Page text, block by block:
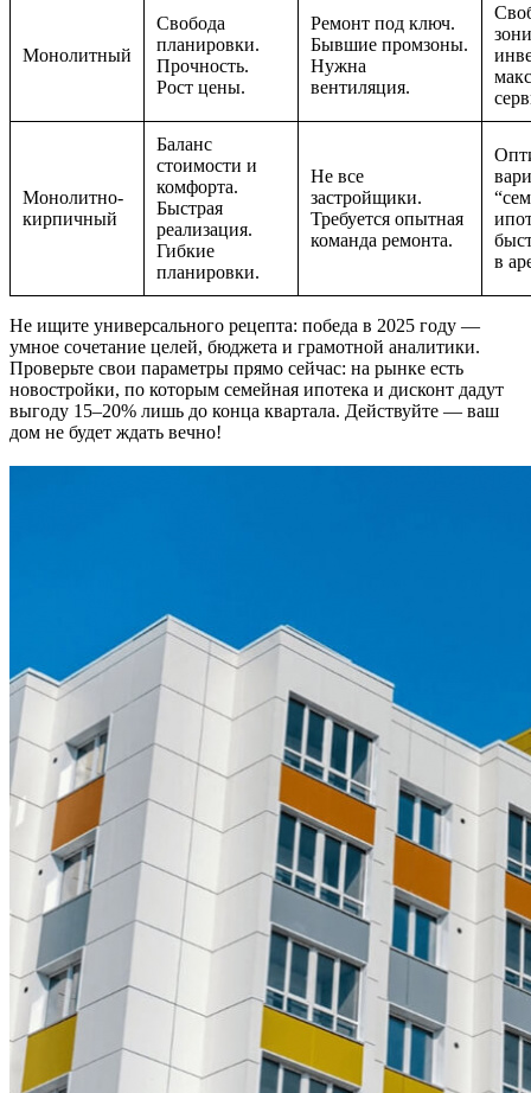
Монолитный
Свобода
планировки.
Прочность.
Рост цены.
Ремонт под ключ.
Бывшие промзоны.
Нужна
вентиляция.
Монолитно-
кирпичный
Баланс
стоимости и
комфорта.
Быстрая
реализация.
Гибкие
планировки.
Не все
застройщики.
Требуется опытная
команда ремонта.
в
Не ищите универсального рецепта: победа в 2025 году —
умное сочетание целей, бюджета и грамотной аналитики.
Проверьте свои параметры прямо сейчас: на рынке есть
новостройки, по которым семейная ипотека и дисконт дадут
выгоду 15–20% лишь до конца квартала. Действуйте — ваш
дом не будет ждать вечно!